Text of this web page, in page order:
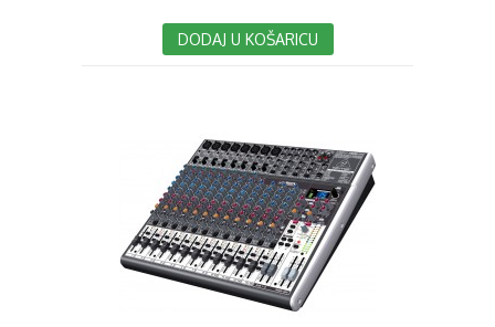
DODAJ U KOŠARICU